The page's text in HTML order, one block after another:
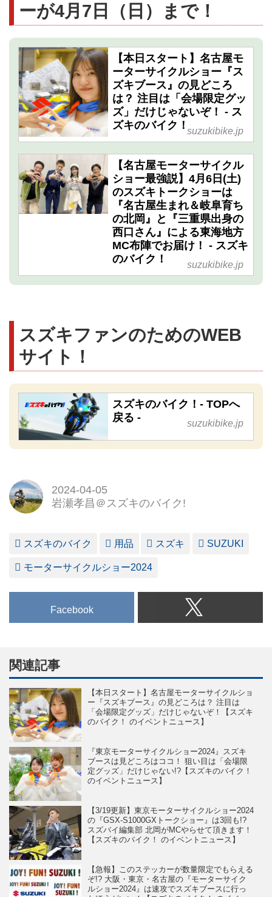
ーが4月7日（日）まで！
【本日スタート】名古屋モ
ーターサイクルショー『ス
ズキブース』の見どころ
は？ 注目は「会場限定グッ
ズ」だけじゃないぞ！ - ス
ズキのバイク！ suzukibike.jp
【名古屋モーターサイクル
ショー最強説】4月6日(土)
のスズキトークショーは
『名古屋生まれ＆岐阜育ち
の北岡』と『三重県出身の
西口さん』による東海地方
MC布陣でお届け！ - スズキ
のバイク！
suzukibike.jp
スズキファンのためのWEB
サイト！
スズキのバイク！- TOPへ
戻る -
suzukibike.jp
2024-04-05
岩瀬孝昌＠スズキのバイク!
スズキのバイク 用品 スズキ SUZUKI
モーターサイクルショー2024
Facebook
関連記事
【本日スタート】名古屋モーターサイクルショ
ー『スズキブース』の見どころは？ 注目は
「会場限定グッズ」だけじゃないぞ！【スズキ
のバイク！ のイベントニュース】
『東京モーターサイクルショー2024』スズキ
ブースは見どころはココ！ 狙い目は「会場限
定グッズ」だけじゃない!?【スズキのバイク！
のイベントニュース】
【3/19更新】東京モーターサイクルショー2024
の『GSX-S1000GXトークショー』は3回も!?
スズバイ編集部 北岡がMCやらせて頂きます！
【スズキのバイク！ のイベントニュース】
【急報】このステッカーが数量限定でもらえる
ぞ!? 大阪・東京・名古屋の『モーターサイク
ルショー2024』は速攻でスズキブースに行っ